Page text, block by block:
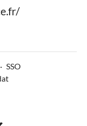
· SSO